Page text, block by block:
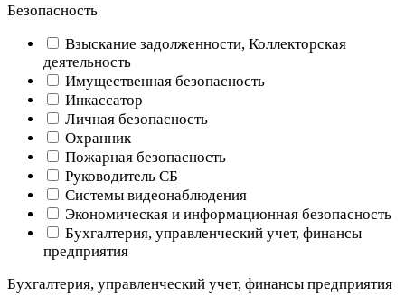
Безопасность
Взыскание задолженности, Коллекторская
деятельность
Имущественная безопасность
Инкассатор
Личная безопасность
Охранник
Пожарная безопасность
Руководитель СБ
Системы видеонаблюдения
Экономическая и информационная безопасность
Бухгалтерия, управленческий учет, финансы
предприятия
Бухгалтерия, управленческий учет, финансы предприятия